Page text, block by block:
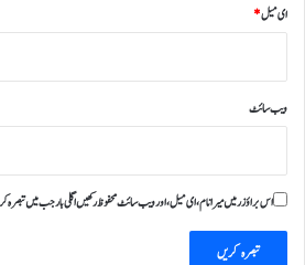
ای میل*
ویب‌ سائٹ
اس براؤزر میں میرا نام، ای میل، اور ویب سائٹ محفوظ رکھیں اگلی بار جب میں